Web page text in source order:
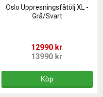
Oslo Uppresningsfåtölj XL -
Grå/Svart
12990 kr
13990 kr
Köp